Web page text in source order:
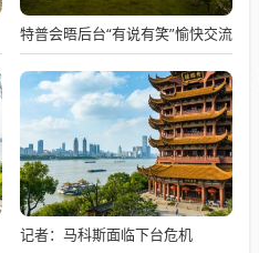
特普会晤后台“有说有笑”愉快交流
记者：马科斯面临下台危机